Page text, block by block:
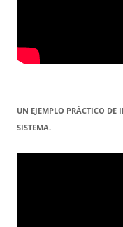
UN EJEMPLO PRÁCTICO
SISTEMA.